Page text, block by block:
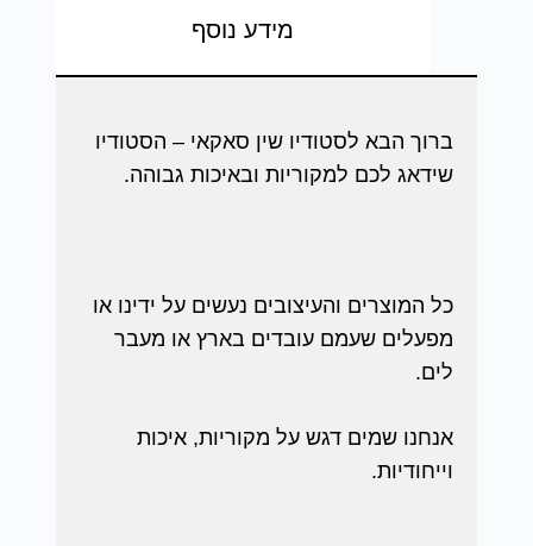
מידע נוסף
ברוך הבא לסטודיו שין סאקאי – הסטודיו
שידאג לכם למקוריות ובאיכות גבוהה.
כל המוצרים והעיצובים נעשים על ידינו או
מפעלים שעמם עובדים בארץ או מעבר
לים.
אנחנו שמים דגש על מקוריות, איכות
וייחודיות.